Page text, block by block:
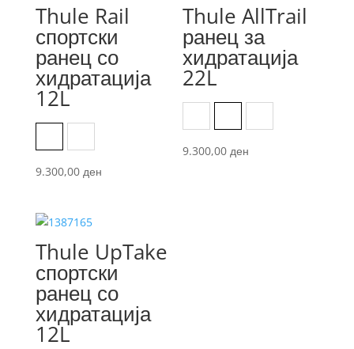
Thule Rail
спортски
ранец со
хидратација
12L
9.300,00 ден
Thule AllTrail
ранец за
хидратација
22L
9.300,00 ден
Thule UpTake
спортски
ранец со
хидратација
12L